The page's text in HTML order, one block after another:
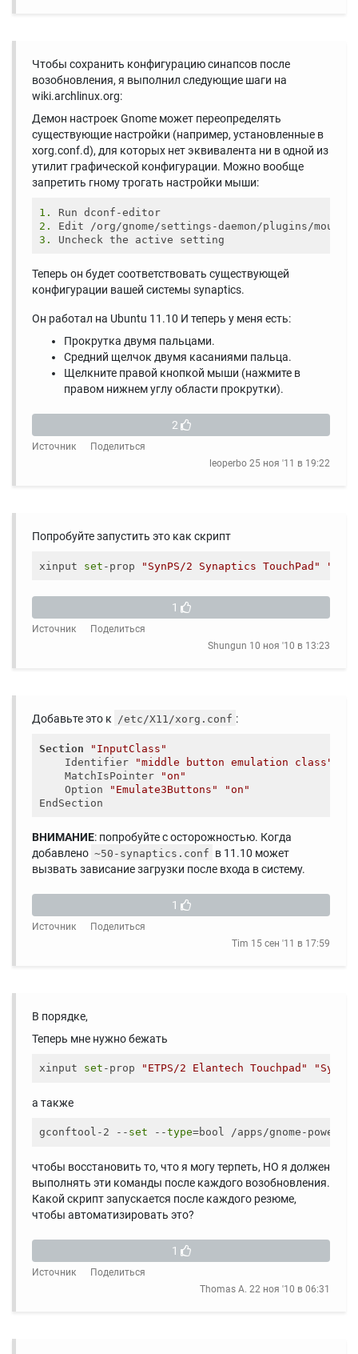
Чтобы сохранить конфигурацию синапсов после
возобновления, я выполнил следующие шаги на
wiki.archlinux.org:
Демон настроек Gnome может переопределять
существующие настройки (например, установленные в
xorg.conf.d), для которых нет эквивалента ни в одной из
утилит графической конфигурации. Можно вообще
запретить гному трогать настройки мыши:
1.
2.
3.
Теперь он будет соответствовать существующей
конфигурации вашей системы synaptics.
Он работал на Ubuntu 11.10 И теперь у меня есть:
Прокрутка двумя пальцами.
Средний щелчок двумя касаниями пальца.
Щелкните правой кнопкой мыши (нажмите в
правом нижнем углу области прокрутки).
2
Источник
Поделиться
leoperbo 25 ноя '11 в 19:22
Попробуйте запустить это как скрипт
xinput set -prop "SynPS/2 Synaptics TouchPad"
1
Источник
Поделиться
Shungun 10 ноя '10 в 13:23
Добавьте это к /etc/X11/xorg.conf :
Section
"InputClass"
    Identifier
"middle button emulation class"
    MatchIsPointer
"on"
    Option
"Emulate3Buttons"
"on"
ВНИМАНИЕ: попробуйте с осторожностью. Когда
добавлено ~50-synaptics.conf в 11.10 может
вызвать зависание загрузки после входа в систему.
1
Источник
Поделиться
Tim 15 сен '11 в 17:59
В порядке,
Теперь мне нужно бежать
xinput set -prop "ETPS/2 Elantech Touchpad"
а также
gconftool-2 -- set --type=bool /apps/gnome-power-
чтобы восстановить то, что я могу терпеть, НО я должен
выполнять эти команды после каждого возобновления.
Какой скрипт запускается после каждого резюме,
чтобы автоматизировать это?
1
Источник
Поделиться
Thomas A. 22 ноя '10 в 06:31